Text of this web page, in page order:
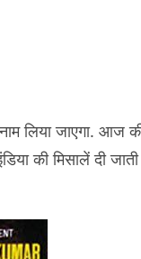
लिया जाएगा. आज
की मिसालें दी जाती